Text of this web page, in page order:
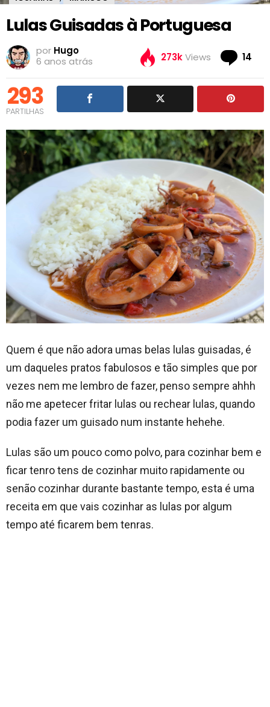
Lulas Guisadas à Portuguesa
por Hugo
6 anos atrás
273kViews 14
293
PARTILHAS
Quem é que não adora umas belas lulas guisadas, é
um daqueles pratos fabulosos e tão simples que por
vezes nem me lembro de fazer, penso sempre ahhh
não me apetecer fritar lulas ou rechear lulas, quando
podia fazer um guisado num instante hehehe.
Lulas são um pouco como polvo, para cozinhar bem e
ficar tenro tens de cozinhar muito rapidamente ou
senão cozinhar durante bastante tempo, esta é uma
receita em que vais cozinhar as lulas por algum
tempo até ficarem bem tenras.